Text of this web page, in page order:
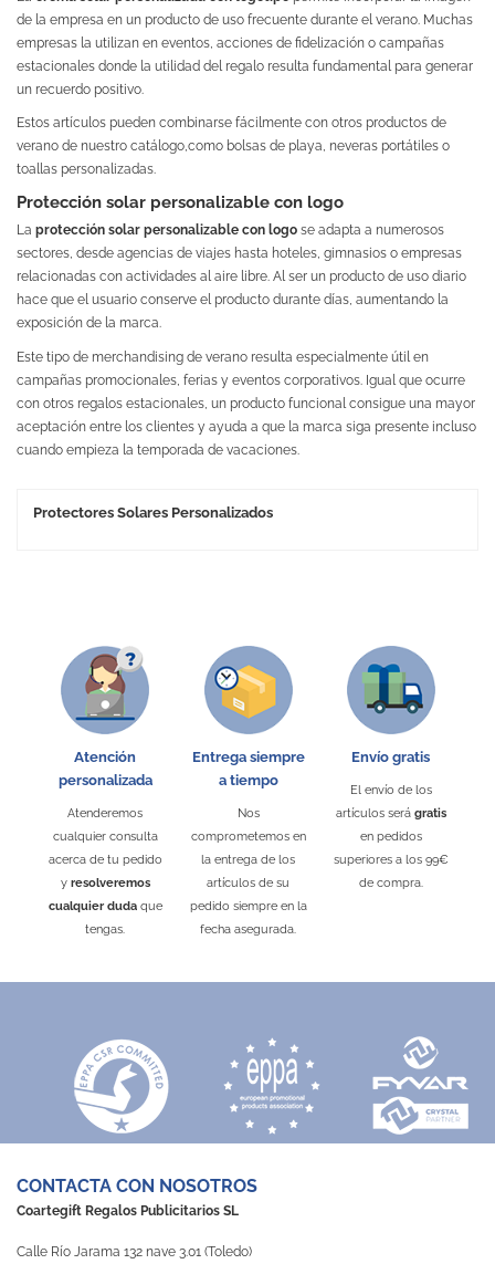
de la empresa en un producto de uso frecuente durante el verano. Muchas
empresas la utilizan en eventos, acciones de fidelización o campañas
estacionales donde la utilidad del regalo resulta fundamental para generar
un recuerdo positivo.
Estos artículos pueden combinarse fácilmente con otros productos de
verano de nuestro catálogo,como bolsas de playa, neveras portátiles o
toallas personalizadas.
Protección solar personalizable con logo
La protección solar personalizable con logo se adapta a numerosos
sectores, desde agencias de viajes hasta hoteles, gimnasios o empresas
relacionadas con actividades al aire libre. Al ser un producto de uso diario
hace que el usuario conserve el producto durante días, aumentando la
exposición de la marca.
Este tipo de merchandising de verano resulta especialmente útil en
campañas promocionales, ferias y eventos corporativos. Igual que ocurre
con otros regalos estacionales, un producto funcional consigue una mayor
aceptación entre los clientes y ayuda a que la marca siga presente incluso
cuando empieza la temporada de vacaciones.
Protectores Solares Personalizados
Atención
personalizada
Atenderemos
cualquier consulta
acerca de tu pedido
y resolveremos
cualquier dudaque
tengas.
Entrega siempre
a tiempo
Nos
comprometemos en
la entrega de los
artículos de su
pedido siempre en la
fecha asegurada.
Envío gratis
El envío de los
artículos será gratis
en pedidos
superiores a los 99€
de compra.
CONTACTA CON NOSOTROS
Coartegift Regalos Publicitarios SL
Calle Río Jarama 132 nave 3.01 (Toledo)